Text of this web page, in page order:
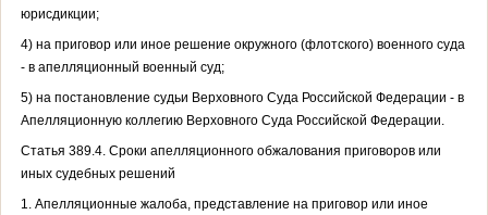
юрисдикции;
4) на приговор или иное решение окружного (флотского) военного суда
- в апелляционный военный суд;
5) на постановление судьи Верховного Суда Российской Федерации - в
Апелляционную коллегию Верховного Суда Российской Федерации.
Статья 389.4. Сроки апелляционного обжалования приговоров или
иных судебных решений
1. Апелляционные жалоба, представление на приговор или иное